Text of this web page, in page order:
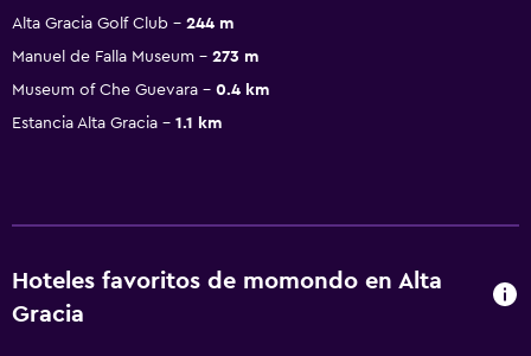
Alta Gracia Golf Club
244 m
Manuel de Falla Museum
273 m
Museum of Che Guevara
0.4 km
Estancia Alta Gracia
1.1 km
Hoteles favoritos de momondo en Alta
Gracia